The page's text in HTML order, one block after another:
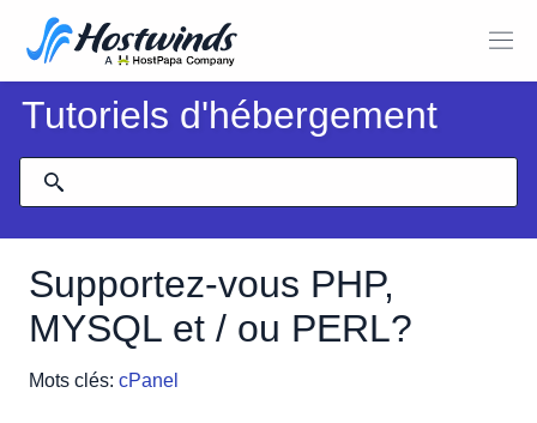
Tutoriels d'hébergement
Supportez-vous PHP,
MYSQL et / ou PERL?
Mots clés: cPanel